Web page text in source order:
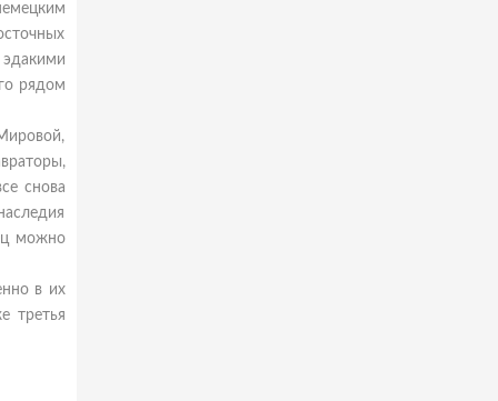
рядом
снова
можно
в их
третья